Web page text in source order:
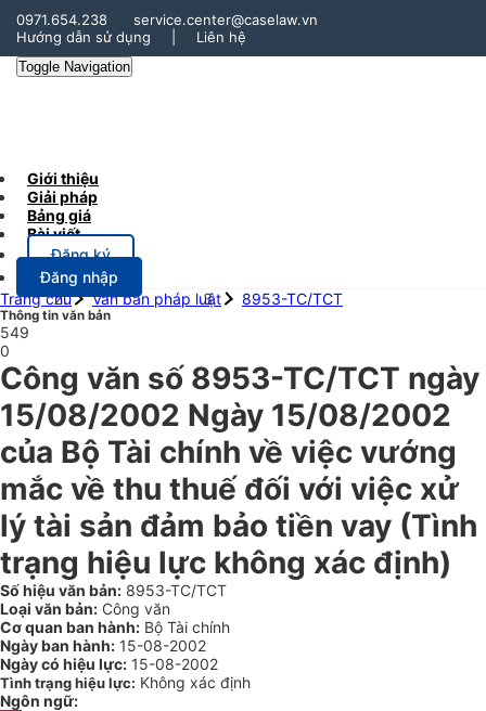
0971.654.238
service.center@caselaw.vn
Hướng dẫn sử dụng
Liên hệ
Toggle Navigation
Giới thiệu
Giải pháp
Bảng giá
Bài viết
Đăng ký
Đăng nhập
Trang chủ
Văn bản pháp luật 8953-TC/TCT
Thông tin văn bản
549
0
Công văn số 8953-TC/TCT ngày
15/08/2002 Ngày 15/08/2002
của Bộ Tài chính về việc vướng
mắc về thu thuế đối với việc xử
lý tài sản đảm bảo tiền vay (Tình
trạng hiệu lực không xác định)
Số hiệu văn bản: 8953-TC/TCT
Loại văn bản: Công văn
Cơ quan ban hành: Bộ Tài chính
Ngày ban hành: 15-08-2002
Ngày có hiệu lực: 15-08-2002
Tình trạng hiệu lực: Không xác định
Ngôn ngữ: